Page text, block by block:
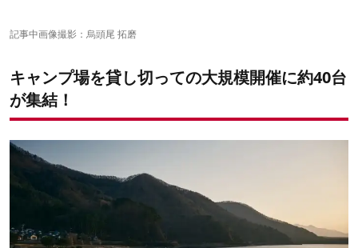
SUVでもバンキャンプが楽しめます！
記事中画像撮影：烏頭尾 拓磨
キャンプ場を貸し切っての大規模開催に約40台
が集結！